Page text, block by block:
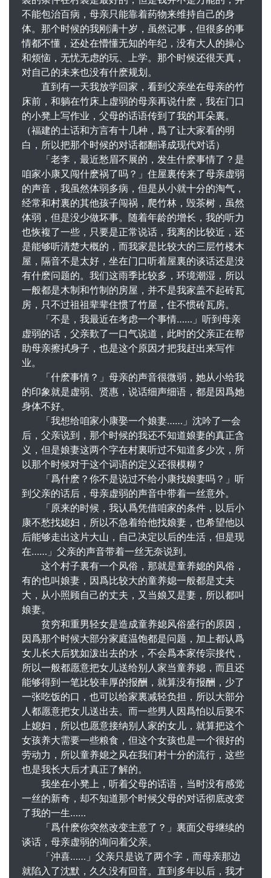
不能包治百病，母亲只能靠着药物来维持自己的身
体。那个时候的我刚满十岁，虽然记事，但很多的事
情都不懂，还处在懵懂无知的年纪，没有大人的操心
和烦恼，无忧无虑的玩、上学。那个时候还很天真，
对自己的未来也没有什麽规划。
直到有一天我放学回家，看到父亲坐在母亲的竹
床前，和躺在竹床上虚弱的母亲再说什麽，我在门口
的小凳上写作业，父母的话语传到了我的耳朵裏。
（福建的土话和方言有十几种，爲了让大家看的明
白，所以把那个时候的对话都翻译成现代对话）
「老李，最近愁眉不展的，发生什麽事情了？是
咱家小康又闯什麽祸了吗？」住屋裏传来了母亲虚弱
的声音，我虽然体弱多病，但是从小就十分的淘气，
经常和村裏的其他孩子闯祸，爬竹林，毁茶树，虽然
体弱，但是没少做坏事。随着年龄的增长，我的听力
也恢複了一些，只要是正常说话，我离的比较近，还
是能够听清楚大概的，而我家是比较大的三层竹楼木
屋，隔音不是太好，坐在门口听着屋裏的谈话还是没
有什麽问题的。我们这雨季比较多，环境潮湿，所以
一般都是木制和竹制的房屋，并不是我家盖不起砖瓦
房，只不过祖祖辈辈住惯了竹屋，住不惯砖瓦房。
「不是，我最近在考虑一个事情……」听到母亲
虚弱的话，父亲歎了一口气说道，此时的父亲正在帮
助母亲擦拭身子，也是这个原因才把我赶出来写作
业。
「什麽事情？」母亲的声音很微弱，她从小给我
的印象就是虚弱、贤惠，说话细声细语，都是因爲她
身体不好。
「我想给咱家小康娶一个娘妻……」沈吟了一会
后，父亲说到，那个时候的我还不知道娘妻的真正含
义，但是娘妻这两个字在村裏听过不知道多少次，所
以那个时候对于这个词语的定义还很模糊？
「爲什麽？你不是说过不给小康找娘妻吗？」听
到父亲的话后，母亲虚弱的声音中带着一丝意外。
「原来的时候，我认爲凭借咱家的条件，以后小
康不愁找媳妇，所以不急着给他找娘妻，也希望他以
后能够走出这片大山，自己决定以后的生活，但是现
在……」父亲的声音带着一丝无奈说到。
这个村子裏有一个风俗，那就是童养媳的风俗，
有的也叫娘妻，因爲比较大的童养媳一般都是丈夫
大，从小照顾自己的丈夫，又当娘又是妻，所以都叫
娘妻。
贫穷和重男轻女是造成童养媳风俗盛行的原因，
因爲那个时候大部分家庭温饱都是问题，加上都认爲
女儿长大后犹如泼出去的水，不会爲本家传宗接代，
所以一般都愿意把女儿送给别人家当童养媳，而且还
能够得到一笔比较丰厚的报酬，就算没有报酬，少了
一张吃饭的口，也可以给家裏减轻负担，所以大部分
人都愿意把女儿送出去。而一些男人因爲怕以后娶不
上媳妇，所以也愿意接纳别人家的女儿，就算把这个
女孩养大需要一些粮食，但这个女孩也是一个很好的
劳动力，所以童养媳之风在我们村十分的流行，这些
也是我长大后才真正了解的。
我坐在小凳上，听着父母的话语，当时没有感觉
一丝的新奇，却不知道那个时候父母的对话彻底改变
了我的一生……
「爲什麽你突然改变主意了？」裏面父母继续的
谈话，母亲虚弱的询问着父亲。
「沖喜……」父亲只是说了两个字，而母亲那边
就陷入了沈默，久久没有回音。直到多年以后，我才